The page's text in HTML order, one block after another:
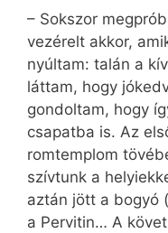
– Sokszor
vezérelt akkor,
nyúltam: talán a
láttam, hogy
gondoltam, hogy
csapatba is. Az
romtemplom
szívtunk a
aztán jött a bogyó
a Pervitin… A